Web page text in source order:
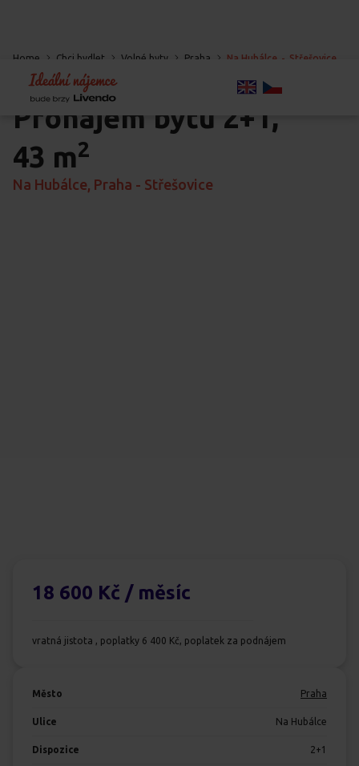
Home Chci bydlet Volné byty Praha Na Hubálce - Střešovice
Praha
Pronájem bytu 2+1,
43 m2
Na Hubálce, Praha - Střešovice
18 600 Kč / měsíc
vratná jistota , poplatky 6 400 Kč, poplatek za podnájem
Město Praha
Ulice Na Hubálce
Dispozice 2+1